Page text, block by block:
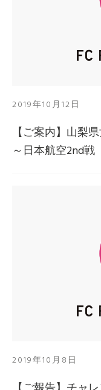
2019年10月12日
【ご案内】山梨
～日本航空2nd
2019年10月8日